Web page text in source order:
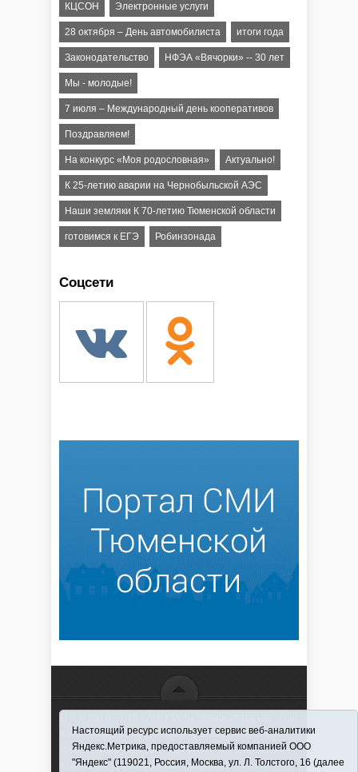
КЦСОН Электронные услуги
28 октября – День автомобилиста итоги года
Законодательство НФЭА «Вячорки» -- 30 лет
Мы - молодые!
7 июля – Международный день кооперативов
Поздравляем!
На конкурс «Моя родословная» Актуально!
К 25-летию аварии на Чернобыльской АЭС
Наши земляки К 70-летию Тюменской области
готовимся к ЕГЭ Робинзонада
Соцсети
использовании материалов ссылка обязательна
Информационная лента выходит при финансовой
поддержке правительства Тюменской области
Настоящий ресурс использует сервис веб-аналитики
Яндекс.Метрика, предоставляемый компанией ООО
"Яндекс" (119021, Россия, Москва, ул. Л. Толстого, 16 (далее